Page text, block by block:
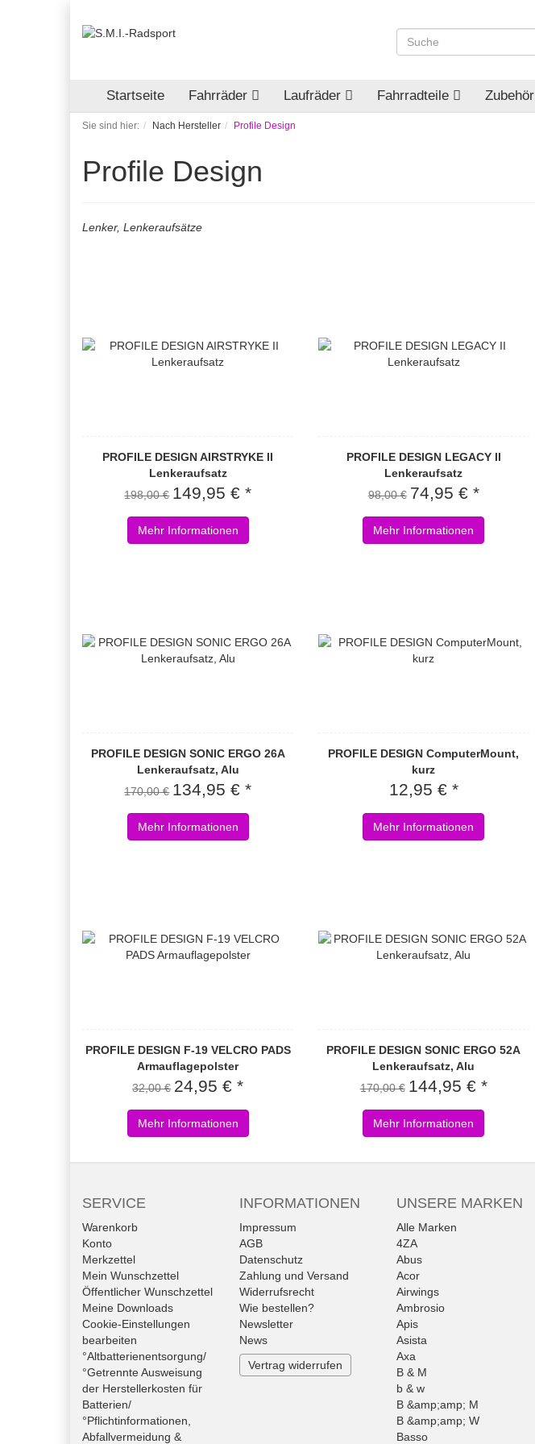
Startseite Fahrräder Laufräder Fahrradteile Zubehör
Sie sind hier: Nach Hersteller Profile Design
Profile Design
Lenker, Lenkeraufsätze
PROFILE DESIGN AIRSTRYKE II
Lenkeraufsatz
198,00 € 149,95 € *
Mehr Informationen
PROFILE DESIGN LEGACY II
Lenkeraufsatz
98,00 € 74,95 € *
Mehr Informationen
PROFILE DESIGN SONIC ERGO 26A
Lenkeraufsatz, Alu
170,00 € 134,95 € *
Mehr Informationen
PROFILE DESIGN ComputerMount,
kurz
12,95 € *
Mehr Informationen
PROFILE DESIGN F-19 VELCRO PADS
Armauflagepolster
32,00 € 24,95 € *
Mehr Informationen
PROFILE DESIGN SONIC ERGO 52A
Lenkeraufsatz, Alu
170,00 € 144,95 € *
Mehr Informationen
SERVICE
Warenkorb
Konto
Merkzettel
Mein Wunschzettel
Öffentlicher Wunschzettel
Meine Downloads
Cookie-Einstellungen
bearbeiten
°Altbatterienentsorgung/
°Getrennte Ausweisung
der Herstellerkosten für
Batterien/
°Pflichtinformationen,
Abfallvermeidung &
INFORMATIONEN
Impressum
AGB
Datenschutz
Zahlung und Versand
Widerrufsrecht
Wie bestellen?
Newsletter
News
Vertrag widerrufen
UNSERE MARKEN
Alle Marken
4ZA
Abus
Acor
Airwings
Ambrosio
Apis
Asista
Axa
B & M
b & w
B &amp;amp; M
B &amp;amp; W
Basso